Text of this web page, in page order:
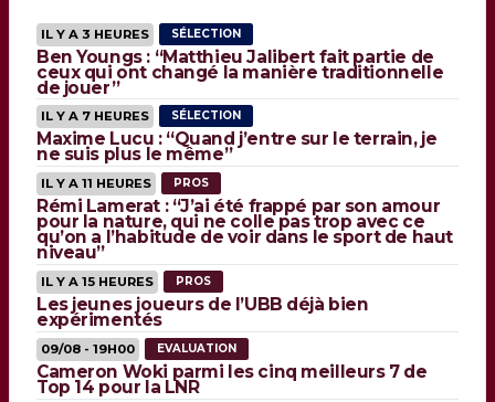
IL Y A 3 HEURES SÉLECTION
Ben Youngs : “Matthieu Jalibert fait partie de
ceux qui ont changé la manière traditionnelle
de jouer”
IL Y A 7 HEURES SÉLECTION
Maxime Lucu : “Quand j’entre sur le terrain, je
ne suis plus le même”
IL Y A 11 HEURES PROS
Rémi Lamerat : “J’ai été frappé par son amour
pour la nature, qui ne colle pas trop avec ce
qu’on a l’habitude de voir dans le sport de haut
niveau”
IL Y A 15 HEURES PROS
Les jeunes joueurs de l’UBB déjà bien
expérimentés
09/08 - 19H00 EVALUATION
Cameron Woki parmi les cinq meilleurs 7 de
Top 14 pour la LNR